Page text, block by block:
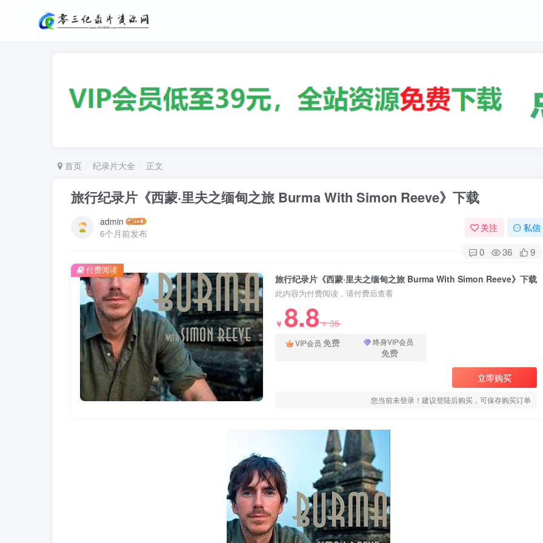
首页 纪录片大全 正文
旅行纪录片《西蒙·里夫之缅甸之旅 Burma With Simon Reeve》下载
admin
6个月前发布
关注 私信
0 36 9
旅行纪录片《西蒙·里夫之缅甸之旅 Burma With Simon Reeve》下载
此内容为付费阅读，请付费后查看
￥ 8.8￥35
VIP会员 免费 终身VIP会员
免费
立即购买
您当前未登录！建议登陆后购买，可保存购买订单
付费阅读